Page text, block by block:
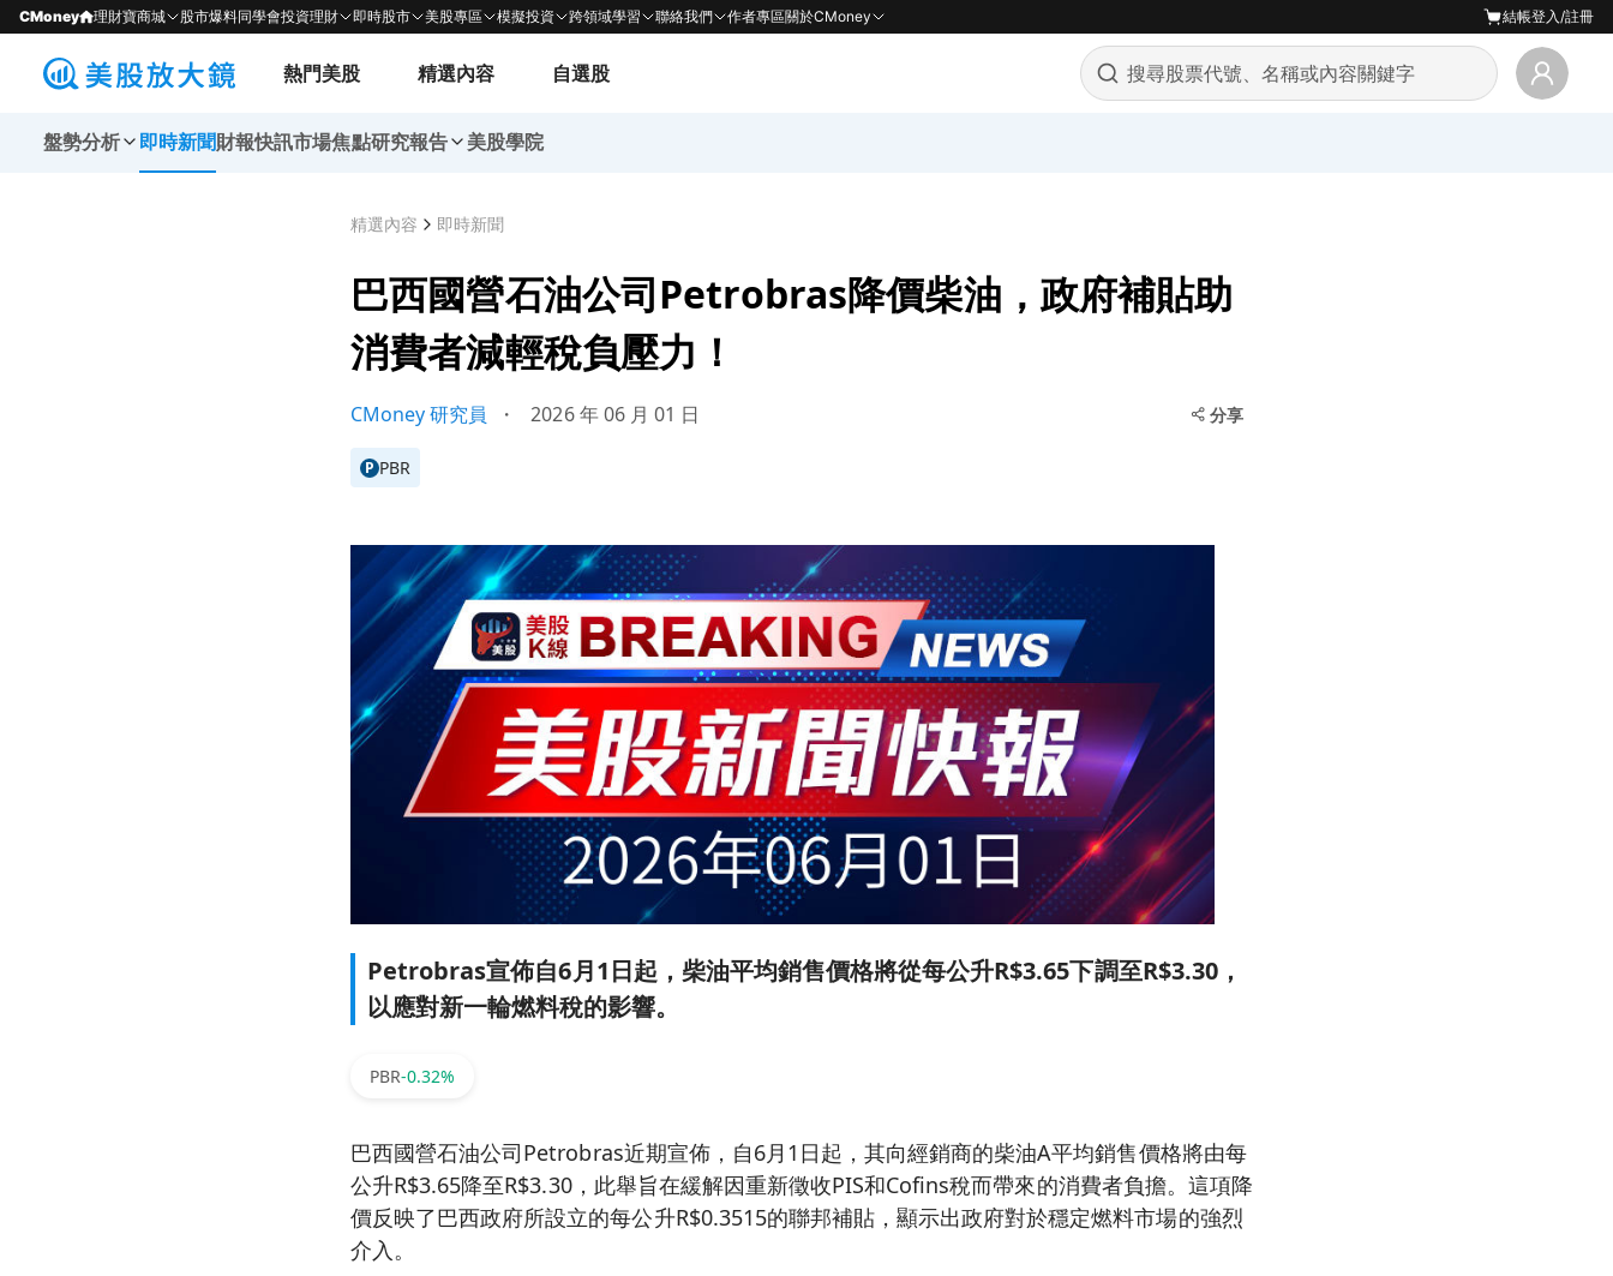
CMoney 理財寶商城 股市爆料同學會投資理財 即時股市 美股專區 模擬投資 跨領域學習 聯絡我們 作者專區關於CMoney 結帳登入/註冊
熱門美股 精選內容 自選股
盤勢分析 即時新聞財報快訊市場焦點研究報告 美股學院
精選內容 即時新聞
巴西國營石油公司Petrobras降價柴油，政府補貼助
消費者減輕稅負壓力！
CMoney 研究員 ・ 2026 年 06 月 01 日 分享
P PBR
Petrobras宣佈自6月1日起，柴油平均銷售價格將從每公升R$3.65下調至R$3.30，
以應對新一輪燃料稅的影響。
PBR-0.32%
巴西國營石油公司Petrobras近期宣佈，自6月1日起，其向經銷商的柴油A平均銷售價格將由每
公升R$3.65降至R$3.30，此舉旨在緩解因重新徵收PIS和Cofins稅而帶來的消費者負擔。這項降
價反映了巴西政府所設立的每公升R$0.3515的聯邦補貼，顯示出政府對於穩定燃料市場的強烈
介入。